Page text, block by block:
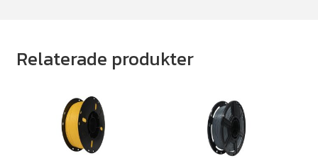
Relaterade produkter